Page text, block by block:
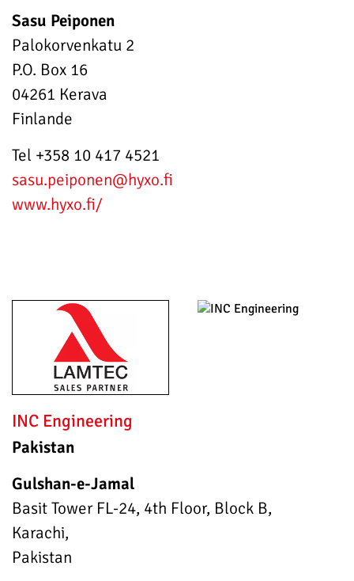
Sasu Peiponen
Palokorvenkatu 2
P.O. Box 16
04261 Kerava
Finlande
Tel +358 10 417 4521
sasu.peiponen@hyxo.fi
www.hyxo.fi/
INC Engineering
Pakistan
Gulshan-e-Jamal
Basit Tower FL-24, 4th Floor, Block B,
Karachi,
Pakistan